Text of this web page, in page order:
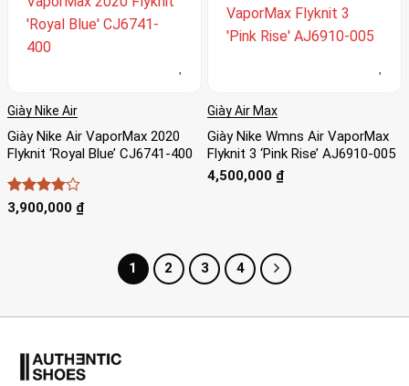
Giày Nike Air
Giày Nike Air VaporMax 2020
Flyknit ‘Royal Blue’ CJ6741-400
Được
xếp hạng
3,900,000 ₫
Giày Air Max
Giày Nike Wmns Air VaporMax
Flyknit 3 ‘Pink Rise’ AJ6910-005
4,500,000 ₫
1 2 3 4